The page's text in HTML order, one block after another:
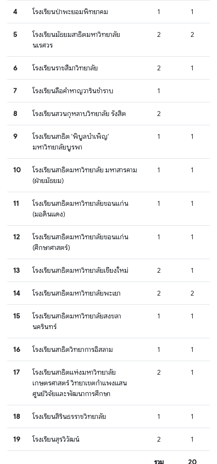
4 โรงเรียนป่าพะยอมพิทยาคม 1 1
5
โรงเรียนมัธยมสาธิตมหาวิทยาลัย
นเรศวร
2 2
6 โรงเรียนราชสีมาวิทยาลัย 2 1
7 โรงเรียนลือคําหาญวารินชําราบ 1
8 โรงเรียนสวนกุหลาบวิทยาลัย รังสิต 2
9
โรงเรียนสาธิต 'พิบูลบำเพ็ญ'
มหาวิทยาลัยบูรพา
1 1
10
โรงเรียนสาธิตมหาวิทยาลัย มหาสารคาม
(ฝ่ายมัธยม)
1 1
11
โรงเรียนสาธิตมหาวิทยาลัยขอนแก่น
(มอดินแดง)
1 1
12
โรงเรียนสาธิตมหาวิทยาลัยขอนแก่น
(ศึกษาศาสตร์)
1 1
13 โรงเรียนสาธิตมหาวิทยาลัยเชียงใหม่ 2 1
14 โรงเรียนสาธิตมหาวิทยาลัยพะเยา 2 2
15
โรงเรียนสาธิตมหาวิทยาลัยสงขลา
นครินทร์
1 1
16 โรงเรียนสาธิตวิทยาการอิสลาม 1 1
17
โรงเรียนสาธิตแห่งมหาวิทยาลัย
เกษตรศาสตร์ วิทยาเขตกำแพงแสน
ศูนย์วิจัยและพัฒนาการศึกษา
2 1
18 โรงเรียนสิรินธรราชวิทยาลัย 1 1
19 โรงเรียนสุรวิวัฒน์ 2 1
รวม 20